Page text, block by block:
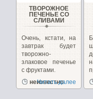
ТВОРОЖНОЕ
ПЕЧЕНЬЕ СО
СЛИВАМИ
Очень, кстати, на
завтрак будет
творожно-
злаковое печенье
с фруктами.
неизвестно
Читать далее